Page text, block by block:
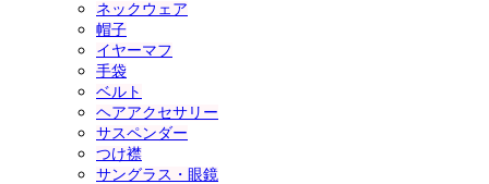
ネックウェア
帽子
イヤーマフ
手袋
ベルト
ヘアアクセサリー
サスペンダー
つけ襟
サングラス・眼鏡